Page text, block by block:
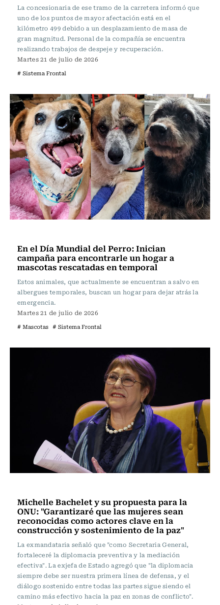
La concesionaria de ese tramo de la carretera informó que
uno de los puntos de mayor afectación está en el
kilómetro 499 debido a un desplazamiento de masa de
gran magnitud. Personal de la compañía se encuentra
realizando trabajos de despeje y recuperación.
Martes 21 de julio de 2026
# Sistema Frontal
En el Día Mundial del Perro: Inician
campaña para encontrarle un hogar a
mascotas rescatadas en temporal
Estos animales, que actualmente se encuentran a salvo en
albergues temporales, buscan un hogar para dejar atrás la
emergencia.
Martes 21 de julio de 2026
# Mascotas # Sistema Frontal
Michelle Bachelet y su propuesta para la
ONU: "Garantizaré que las mujeres sean
reconocidas como actores clave en la
construcción y sostenimiento de la paz"
La exmandataria señaló que "como Secretaria General,
fortaleceré la diplomacia preventiva y la mediación
efectiva". La exjefa de Estado agregó que "la diplomacia
siempre debe ser nuestra primera línea de defensa, y el
diálogo sostenido entre todas las partes sigue siendo el
camino más efectivo hacia la paz en zonas de conflicto".